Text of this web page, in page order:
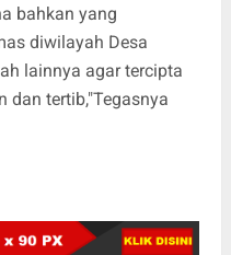
bahkan yang
diwilayah Desa
lainnya agar tercipta
dan tertib,"Tegasnya